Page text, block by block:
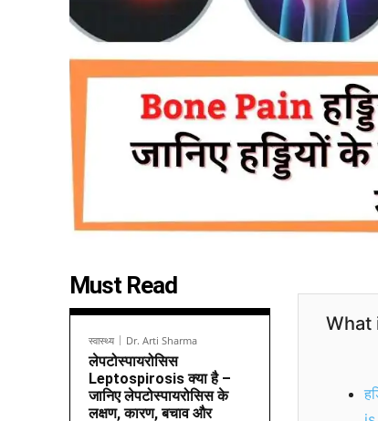
Must Read
स्वास्थ्य Dr. Arti Sharma
लेपटोस्पायरोसिस
Leptospirosis क्या है –
जानिए लेपटोस्पायरोसिस के
लक्षण, कारण, बचाव और
What